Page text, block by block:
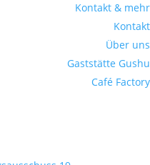
Kontakt & mehr
Kontakt
Über uns
Gaststätte Gushu
Café Factory